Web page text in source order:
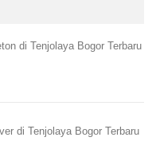
di Tenjolaya Bogor Terbaru
di Tenjolaya Bogor Terbaru